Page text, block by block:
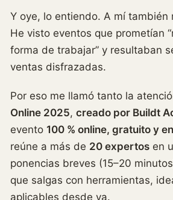
Y oye, lo entiendo. A mí también
He visto eventos que prometían
forma de trabajar” y resultaban
ventas disfrazadas.
Por eso me llamó tanto la
Online 2025, creado por Buildt
evento 100 % online, gratuito y
reúne a más de 20 expertos en
ponencias breves (15–20
que salgas con herramientas,
aplicables desde ya.